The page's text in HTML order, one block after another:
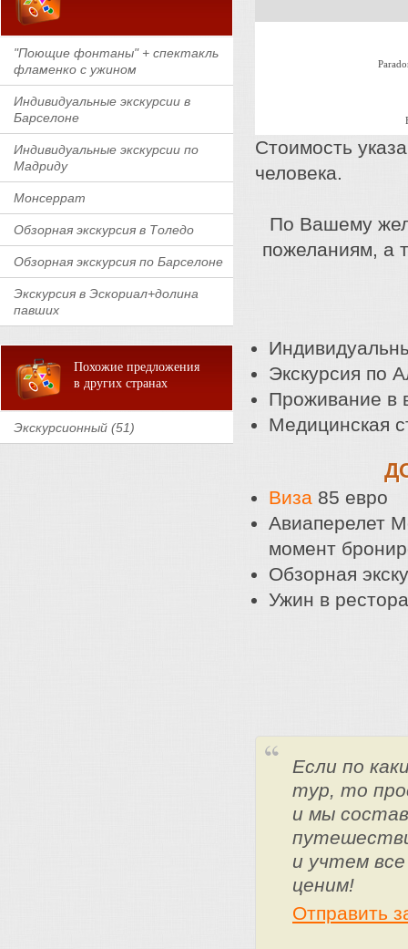
"Поющие фонтаны" + спектакль
фламенко с ужином
Индивидуальные экскурсии в
Барселоне
Индивидуальные экскурсии по
Мадриду
Монсеррат
Обзорная экскурсия в Толедо
Обзорная экскурсия по Барселоне
Экскурсия в Эскориал+долина
павших
Похожие предложения
в других странах
Экскурсионный (51)
Стоимость
человека.
По Вашему
пожеланиям, а
Экскурсия по
Проживание в
Медицинская
Виза 85 евро
Авиаперелет
момент
Обзорная
Ужин в
Если по
тур, то
и мы
и учтем
ценим!
Отправить